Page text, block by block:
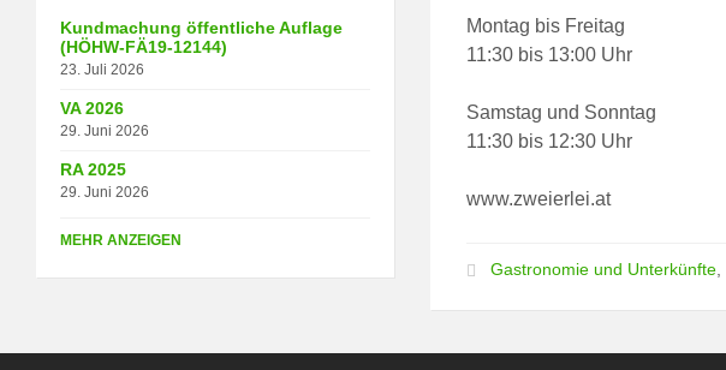
Montag bis Freitag
11:30 bis 13:00 Uhr
Samstag und Sonntag
11:30 bis 12:30 Uhr
www.zweierlei.at
Gastronomie und Unterkünfte
Kundmachung öffentliche Auflage
(HÖHW-FÄ19-12144)
23. Juli 2026
VA 2026
29. Juni 2026
RA 2025
29. Juni 2026
MEHR ANZEIGEN